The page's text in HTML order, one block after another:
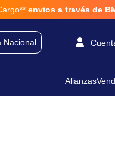
envios a través de BM-
Nacional
Alianzas